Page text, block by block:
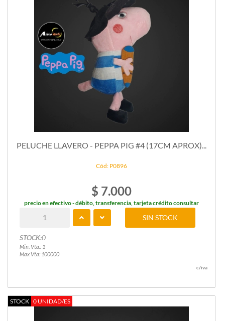
PELUCHE LLAVERO - PEPPA PIG #4 (17CM APROX)...
Cód: P0896
$ 7.000
precio en efectivo - débito, transferencia, tarjeta crédito consultar
STOCK:0
Min. Vta.: 1
Max Vta: 100000
SIN STOCK
c/iva
STOCK 0 UNIDAD/ES